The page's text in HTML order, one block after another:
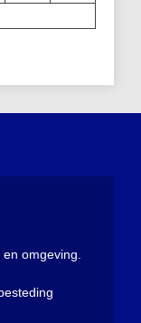
omgeving.